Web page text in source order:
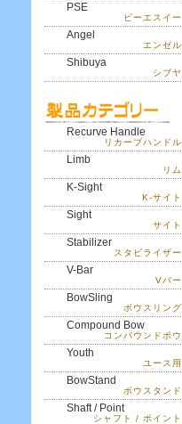
PSE
ピーエスイー
Angel
エンゼル
Shibuya
シブヤ
Recurve Handle
リカーブハンドル
Limb
リム
K-Sight
K-サイト
Sight
サイト
Stabilizer
スタビライザー
V-Bar
Vバー
BowSling
ボウスリング
Compound Bow
コンパウンドボウ
Youth
ユース用
BowStand
ボウスタンド
Shaft / Point
シャフト / ポイント